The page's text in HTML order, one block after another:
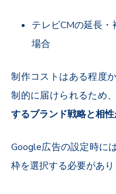
テレビCMの延長・
場合
制作コストはある程度
制的に届けられるため、
するブランド戦略と相
Google広告の設定時に
枠を選択する必要があり